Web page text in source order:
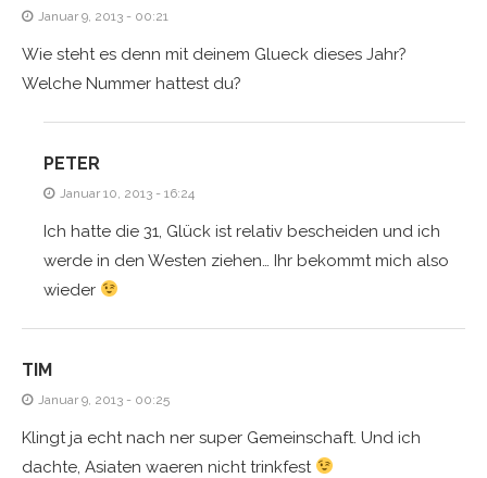
Januar 9, 2013 - 00:21
Wie steht es denn mit deinem Glueck dieses Jahr?
Welche Nummer hattest du?
PETER
Januar 10, 2013 - 16:24
Ich hatte die 31, Glück ist relativ bescheiden und ich
werde in den Westen ziehen… Ihr bekommt mich also
wieder
TIM
Januar 9, 2013 - 00:25
Klingt ja echt nach ner super Gemeinschaft. Und ich
dachte, Asiaten waeren nicht trinkfest